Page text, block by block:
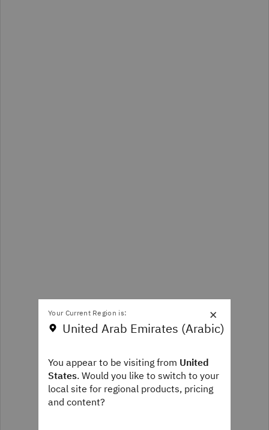
×
Your Current Region is:
United Arab Emirates (Arabic)
You appear to be visiting from United
States. Would you like to switch to your
local site for regional products, pricing
and content?